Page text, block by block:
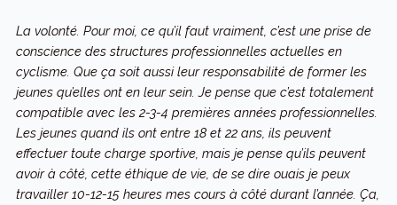
La volonté. Pour moi, ce qu’il faut vraiment, c’est une prise de
conscience des structures professionnelles actuelles en
cyclisme. Que ça soit aussi leur responsabilité de former les
jeunes qu’elles ont en leur sein. Je pense que c’est totalement
compatible avec les 2-3-4 premières années professionnelles.
Les jeunes quand ils ont entre 18 et 22 ans, ils peuvent
effectuer toute charge sportive, mais je pense qu’ils peuvent
avoir à côté, cette éthique de vie, de se dire ouais je peux
travailler 10-12-15 heures mes cours à côté durant l’année. Ça,